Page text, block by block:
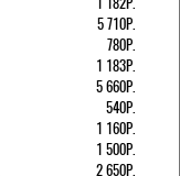
5 710Р.
780Р.
1 183Р.
5 660Р.
540Р.
1 160Р.
1 500Р.
2 650Р.